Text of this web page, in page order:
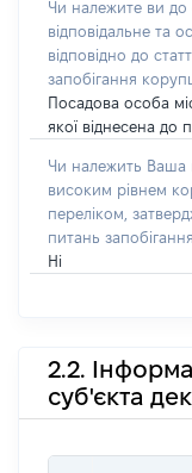
Чи належите ви до
відповідальне та
відповідно до
запобігання
Посадова особа
якої віднесена до
Чи належить Ваша
високим рівнем
переліком,
питань
Ні
2.2.
суб'єкта